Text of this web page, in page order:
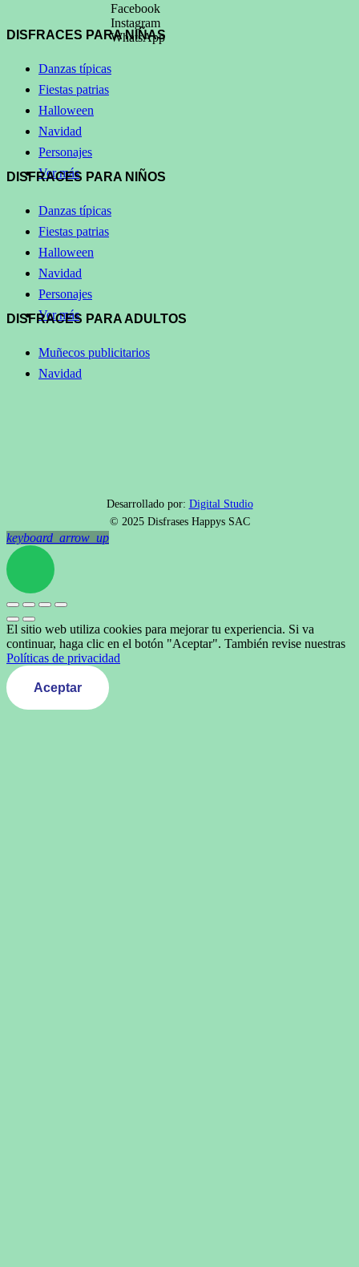
Facebook
Instagram
WhatsApp
DISFRACES PARA NIÑAS
Danzas típicas
Fiestas patrias
Halloween
Navidad
Personajes
Ver más
DISFRACES PARA NIÑOS
Danzas típicas
Fiestas patrias
Halloween
Navidad
Personajes
Ver más
DISFRACES PARA ADULTOS
Muñecos publicitarios
Navidad
© 2025 Disfrases Happys SAC
Desarrollado por: Digital Studio
keyboard_arrow_up
El sitio web utiliza cookies para mejorar tu experiencia. Si va
continuar, haga clic en el botón "Aceptar". También revise nuestras
Políticas de privacidad
Aceptar